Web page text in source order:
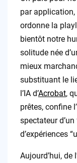
par application,
ordonne la
bientôt notre
solitude née
mieux
substituant le
l’IA d’Acrobat,
prêtes, confine
spectateur
d’expériences
Aujourd’hui, de